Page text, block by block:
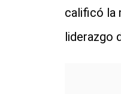
calificó la
liderazgo